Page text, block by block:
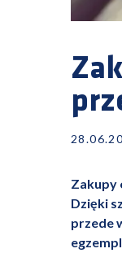
Zakupy
Dzięki
przede